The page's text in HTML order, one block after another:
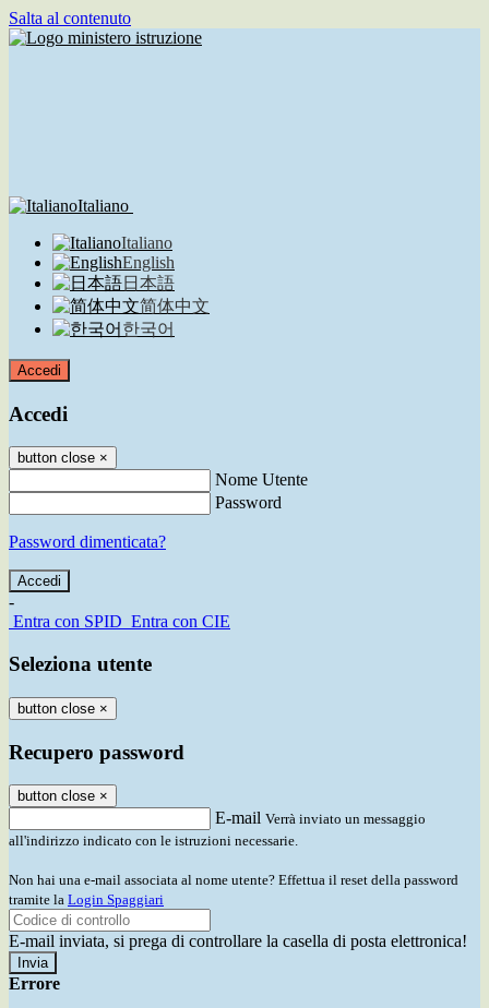
Salta al contenuto
Italiano
Italiano
English
日本語
简体中文
한국어
Accedi
Accedi
button close ×
Nome Utente
Password
Password dimenticata?
-
Entra con SPID Entra con CIE
Seleziona utente
button close ×
Recupero password
button close ×
E-mail Verrà inviato un messaggio
all'indirizzo indicato con le istruzioni necessarie.
Non hai una e-mail associata al nome utente? Effettua il reset della password
tramite la Login Spaggiari
E-mail inviata, si prega di controllare la casella di posta elettronica!
Errore